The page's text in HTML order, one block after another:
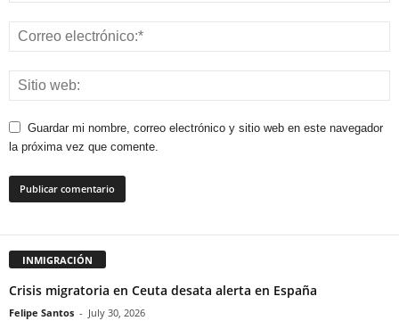
Guardar mi nombre, correo electrónico y sitio web en este navegador
la próxima vez que comente.
INMIGRACIÓN
Crisis migratoria en Ceuta desata alerta en España
Felipe Santos - July 30, 2026